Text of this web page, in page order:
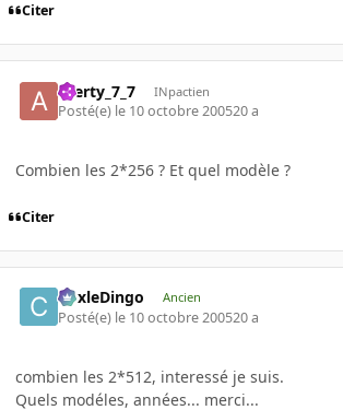
Citer
azerty_7_7 INpactien
Posté(e) le 10 octobre 200520 a
Combien les 2*256 ? Et quel modèle ?
Citer
CoxleDingo Ancien
Posté(e) le 10 octobre 200520 a
combien les 2*512, interessé je suis.
Quels modéles, années... merci...